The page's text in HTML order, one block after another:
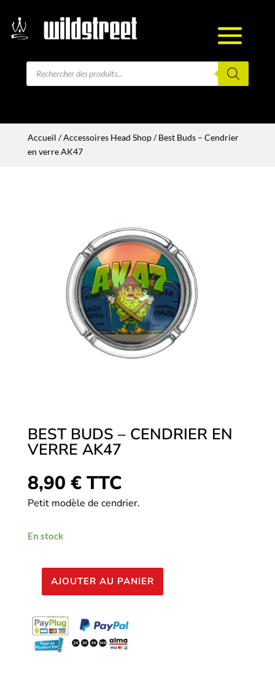
Recherche
Accueil /Accessoires Head Shop/ Best Buds – Cendrier
en verre AK47
BEST BUDS – CENDRIER EN
VERRE AK47
8,90 € TTC
Petit modèle de cendrier.
En stock
quantité
Best
Buds
AJOUTER AU PANIER